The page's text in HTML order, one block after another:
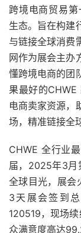
跨境电商贸易
生态。旨在构建
与链接全球消费
网作为展会主办
懂跨境电商的团
果最好的
电商卖家资源，
场，精准链接全
CHWE 全行业
届，2025年3月
全球目光，展会
3天展会签到
120519，现场
众满意度高达